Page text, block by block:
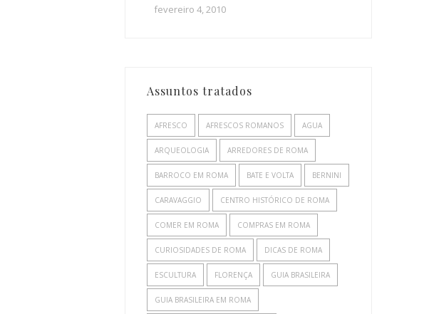
fevereiro 4, 2010
Assuntos tratados
AFRESCO AFRESCOS ROMANOS AGUA
ARQUEOLOGIA ARREDORES DE ROMA
BARROCO EM ROMA BATE E VOLTA BERNINI
CARAVAGGIO CENTRO HISTÓRICO DE ROMA
COMER EM ROMA COMPRAS EM ROMA
CURIOSIDADES DE ROMA DICAS DE ROMA
ESCULTURA FLORENÇA GUIA BRASILEIRA
GUIA BRASILEIRA EM ROMA